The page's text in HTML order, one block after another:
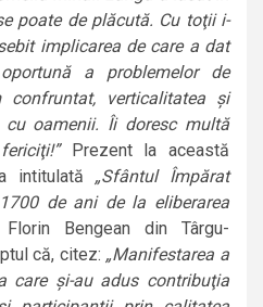
poate de plăcută. Cu toţii i-
implicarea de care a dat
a problemelor de
verticalitatea şi
oamenii. Îi doresc multă
Prezent la această
intitulată „Sfântul Împărat
de ani de la eliberarea
Bengean din Târgu-
că, citez: „Manifestarea a
care şi-au adus contribuţia